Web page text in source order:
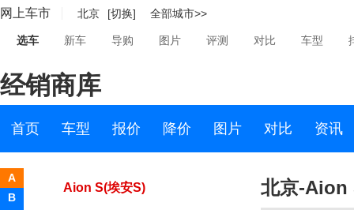
网上车市 北京 [切换] 全部城市>>
选车 新车 导购 图片 评测 对比 车型
经销商库
首页 车型 报价 降价 图片 对比 资讯
A
B
阿尔法.罗密欧
埃安
埃安
Aion S(埃安S) 北京-Aion